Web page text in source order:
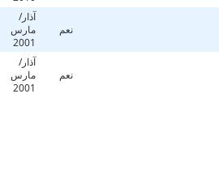
نعم
آذار/
مارس
2001
نعم
آذار/
مارس
2001